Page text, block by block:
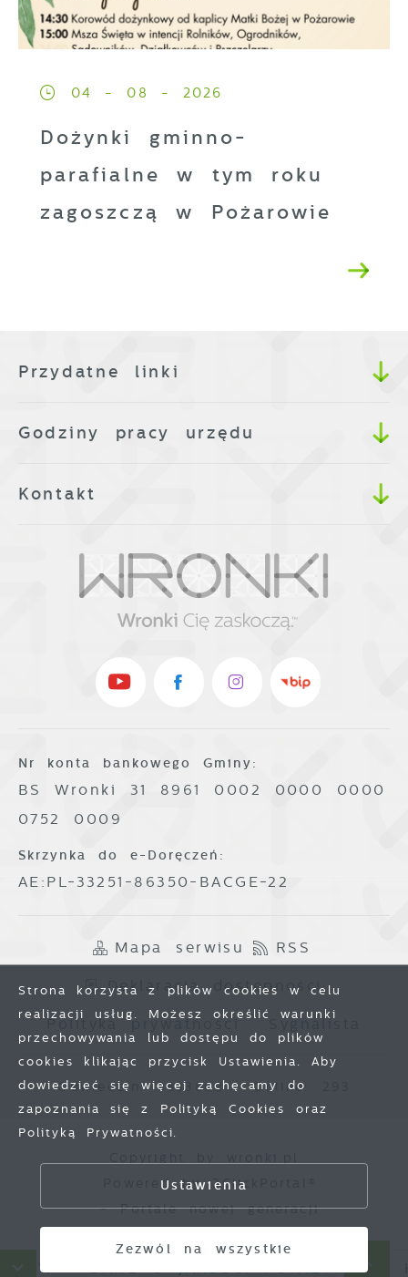
04 - 08 - 2026
Dożynki gminno-
parafialne w tym roku
zagoszczą w Pożarowie
Przydatne linki
Godziny pracy urzędu
Kontakt
Nr konta bankowego Gminy:
BS Wronki 31 8961 0002 0000 0000
0752 0009
Skrzynka do e-Doręczeń:
AE:PL-33251-86350-BACGE-22
Mapa serwisu RSS
Deklaracja dostępności
Polityka prywatności
Odwiedzin: 3833802 Online: 293
Powered by 2ClickPortal®
- Portale nowej generacji
Strona korzysta z plików cookies w celu
realizacji usług. Możesz określić warunki
przechowywania lub dostępu do plików
cookies klikając przycisk Ustawienia. Aby
dowiedzieć się więcej zachęcamy do
zapoznania się z Polityką Cookies oraz
Polityką Prywatności.
Ustawienia
Zezwól na wszystkie
Zapisz wybrane
Zezwól na wszystkie